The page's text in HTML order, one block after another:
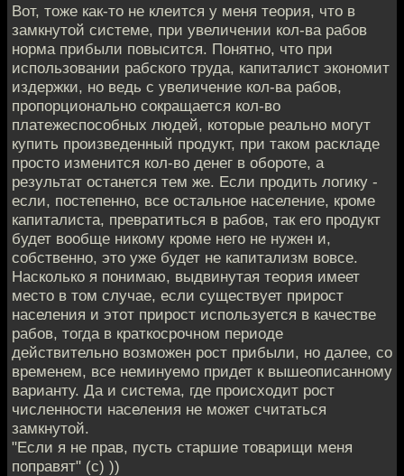
Вот, тоже как-то не клеится у меня теория, что в
замкнутой системе, при увеличении кол-ва рабов
норма прибыли повысится. Понятно, что при
использовании рабского труда, капиталист экономит
издержки, но ведь с увеличение кол-ва рабов,
пропорционально сокращается кол-во
платежеспособных людей, которые реально могут
купить произведенный продукт, при таком раскладе
просто изменится кол-во денег в обороте, а
результат останется тем же. Если продить логику -
если, постепенно, все остальное население, кроме
капиталиста, превратиться в рабов, так его продукт
будет вообще никому кроме него не нужен и,
собственно, это уже будет не капитализм вовсе.
Насколько я понимаю, выдвинутая теория имеет
место в том случае, если существует прирост
населения и этот прирост используется в качестве
рабов, тогда в краткосрочном периоде
действительно возможен рост прибыли, но далее, со
временем, все неминуемо придет к вышеописанному
варианту. Да и система, где происходит рост
численности населения не может считаться
замкнутой.
"Если я не прав, пусть старшие товарищи меня
поправят" (с) ))